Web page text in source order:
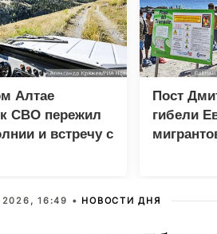
Алтае
СВО пережил
и встречу с
Пост
гибели
16:49 • НОВОСТИ ДНЯ